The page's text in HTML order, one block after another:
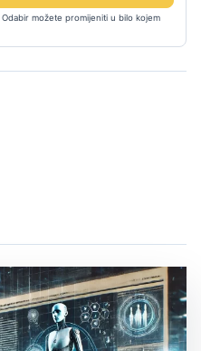
možete promijeniti u bilo kojem